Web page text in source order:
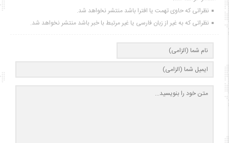
نظراتی که حاوی تهمت یا افترا باشد منتشر نخواهد شد.
نظراتی که به غیر از زبان فارسی یا غیر مرتبط با خبر باشد منتشر نخواهد شد.